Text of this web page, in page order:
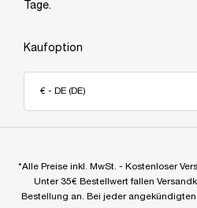
Tage.
Kaufoption
€ - DE (DE)
*Alle Preise inkl. MwSt. - Kostenloser
Unter 35€ Bestellwert fallen
Bestellung an. Bei jeder